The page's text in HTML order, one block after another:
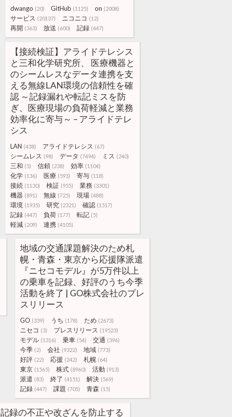
dwango (20) GitHub (1125) on (2008)
サービス (20137) ニコニコ (12)
再開 (363) 放送 (600) 記録 (447)
【接続検証】アライドテレシス
と三和化学研究所、 医療機器と
のシームレスなデータ連携を支
える無線LAN環境の信頼性を確
認 ～記録漏れや転記ミスを防
ぎ、医療現場の負荷軽減と業務
効率化に寄与～ – アライドテレ
シス
LAN (438) アライドテレシス (67)
シームレス (98) データ (7494) ミス (240)
三和 (5) 信頼 (238) 効率 (1104)
化学 (136) 医療 (593) 寄与 (118)
接続 (1130) 検証 (955) 業務 (3301)
機器 (891) 無線 (725) 現場 (488)
環境 (1935) 研究 (2321) 確認 (1517)
記録 (447) 負荷 (177) 転記 (5)
軽減 (209) 連携 (4105)
地域の交通課題解決のため札
幌・青森・東京から応援隊派遣
『ニセコモデル』が5万件以上
の乗車を記録、好評のうち今季
活動を終了 | GO株式会社のプレ
スリリース
GO (339) うち (178) ため (2673)
ニセコ (3) プレスリリース (19523)
モデル (1316) 乗車 (54) 交通 (396)
今季 (2) 会社 (9322) 地域 (773)
好評 (22) 応援 (242) 札幌 (64)
東京 (1565) 株式 (8960) 活動 (913)
派遣 (83) 終了 (4151) 解決 (569)
記録 (447) 課題 (705) 青森 (15)
記録の不正や改ざんを防止する